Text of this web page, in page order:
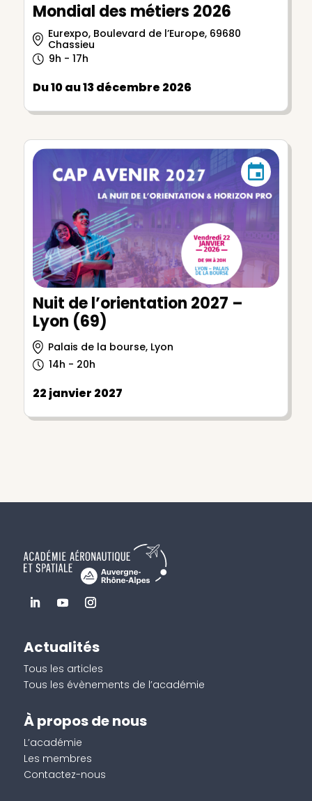
Mondial des métiers 2026
Eurexpo, Boulevard de l’Europe, 69680
Chassieu
9h - 17h
Du 10 au 13 décembre 2026
Nuit de l’orientation 2027 –
Lyon (69)
Palais de la bourse, Lyon
14h - 20h
22 janvier 2027
Actualités
Tous les articles
Tous les évènements de l’académie
À propos de nous
L’académie
Les membres
Contactez-nous